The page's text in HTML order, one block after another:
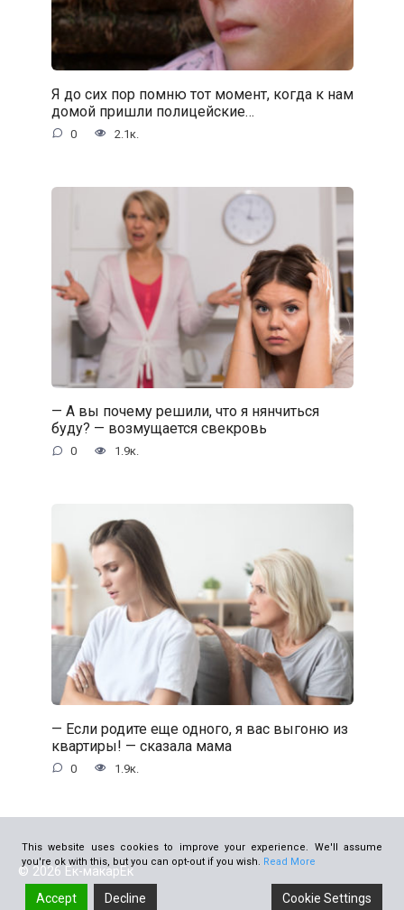
Я до сих пор помню тот момент, когда к нам
домой пришли полицейские…
0 2.1к.
— А вы почему решили, что я нянчиться
буду? — возмущается свекровь
0 1.9к.
— Если родите еще одного, я вас выгоню из
квартиры! — сказала мама
0 1.9к.
© 2026 Ёк-макарЁк
This website uses cookies to improve your experience. We'll assume
you're ok with this, but you can opt-out if you wish. Read More
Accept Decline Cookie Settings